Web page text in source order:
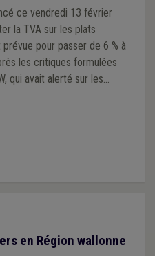
ce vendredi 13 février
la TVA sur les plats
pour passer de 6 % à
les critiques formulées
qui avait alerté sur les
en Région wallonne